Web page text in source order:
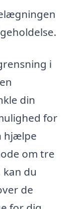
i
din
for
hjælpe
om tre
du
de